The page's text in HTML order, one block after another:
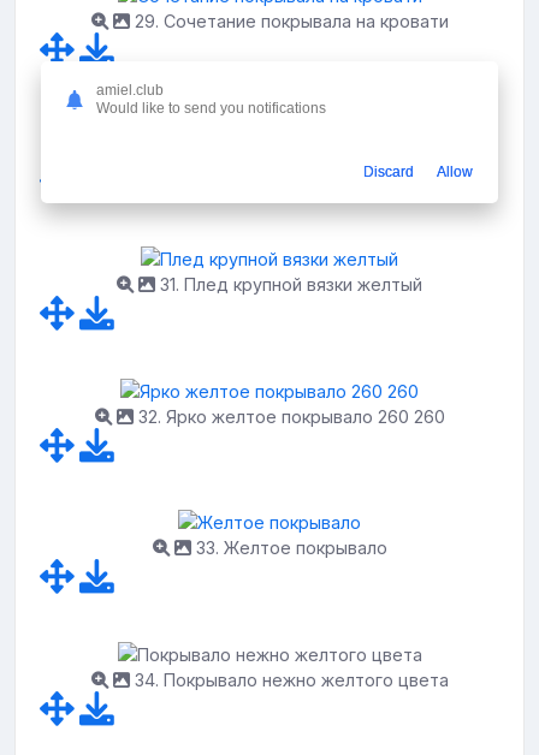
29. Сочетание покрывала на кровати
31. Плед крупной вязки желтый
32. Ярко желтое покрывало 260 260
33. Желтое покрывало
34. Покрывало нежно желтого цвета
amiel.club
Would like to send you notifications
Discard Allow